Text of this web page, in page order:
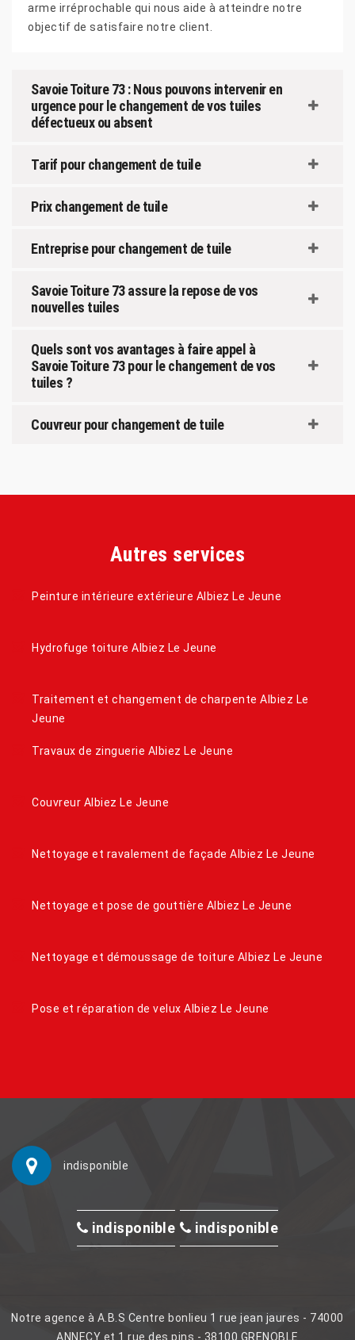
arme irréprochable qui nous aide à atteindre notre
objectif de satisfaire notre client.
Savoie Toiture 73 : Nous pouvons intervenir en
urgence pour le changement de vos tuiles
défectueux ou absent
Tarif pour changement de tuile
Prix changement de tuile
Entreprise pour changement de tuile
Savoie Toiture 73 assure la repose de vos
nouvelles tuiles
Quels sont vos avantages à faire appel à
Savoie Toiture 73 pour le changement de vos
tuiles ?
Couvreur pour changement de tuile
Autres services
Peinture intérieure extérieure Albiez Le Jeune
Hydrofuge toiture Albiez Le Jeune
Traitement et changement de charpente Albiez Le
Jeune
Travaux de zinguerie Albiez Le Jeune
Couvreur Albiez Le Jeune
Nettoyage et ravalement de façade Albiez Le Jeune
Nettoyage et pose de gouttière Albiez Le Jeune
Nettoyage et démoussage de toiture Albiez Le Jeune
Pose et réparation de velux Albiez Le Jeune
indisponible
indisponible indisponible
Notre agence à A.B.S Centre bonlieu 1 rue jean jaures - 74000
ANNECY et 1 rue des pins - 38100 GRENOBLE